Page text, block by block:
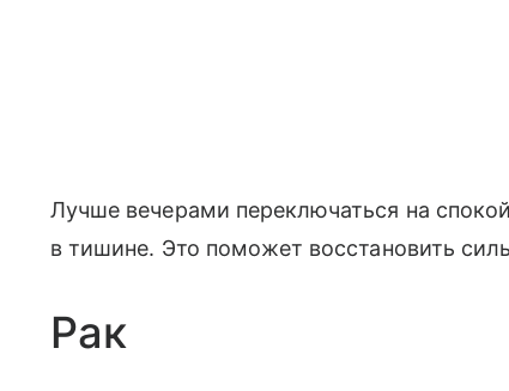
Лучше вечерами переключаться на
в тишине. Это поможет восстановить
Рак